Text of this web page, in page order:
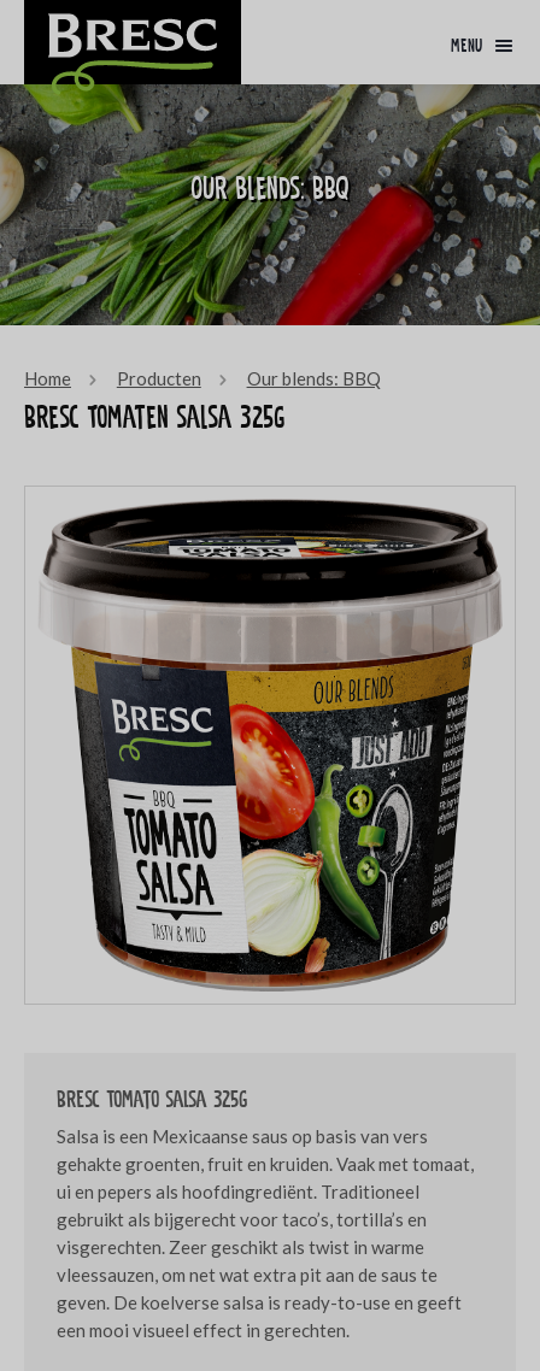
menu
Our blends: BBQ
Home Producten Our blends: BBQ
Bresc Tomaten salsa 325g
Bresc Tomato salsa 325g
Salsa is een Mexicaanse saus op basis van vers
gehakte groenten, fruit en kruiden. Vaak met tomaat,
ui en pepers als hoofdingrediënt. Traditioneel
gebruikt als bijgerecht voor taco’s, tortilla’s en
visgerechten. Zeer geschikt als twist in warme
vleessauzen, om net wat extra pit aan de saus te
geven. De koelverse salsa is ready-to-use en geeft
een mooi visueel effect in gerechten.